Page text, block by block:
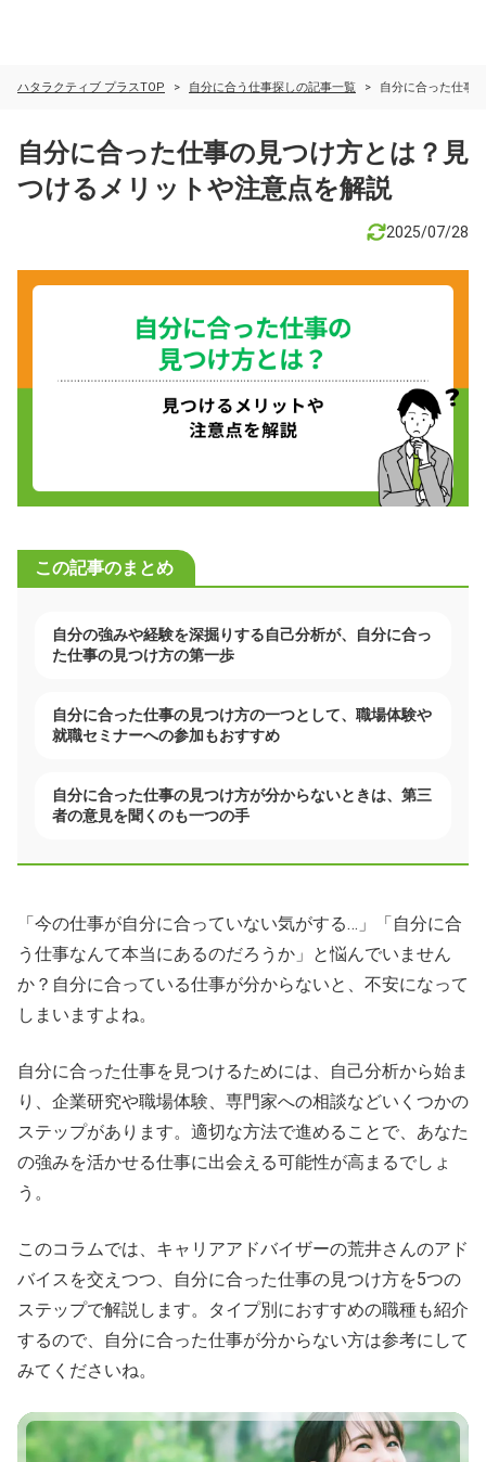
ハタラクティブ プラスTOP 自分に合う仕事探しの記事一覧 自分に合った仕事
自分に合った仕事の見つけ方とは？見
つけるメリットや注意点を解説
2025/07/28
この記事のまとめ
自分の強みや経験を深掘りする自己分析が、自分に合っ
た仕事の見つけ方の第一歩
自分に合った仕事の見つけ方の一つとして、職場体験や
就職セミナーへの参加もおすすめ
自分に合った仕事の見つけ方が分からないときは、第三
者の意見を聞くのも一つの手
「今の仕事が自分に合っていない気がする…」「自分に合
う仕事なんて本当にあるのだろうか」と悩んでいません
か？自分に合っている仕事が分からないと、不安になって
しまいますよね。
自分に合った仕事を見つけるためには、自己分析から始ま
り、企業研究や職場体験、専門家への相談などいくつかの
ステップがあります。適切な方法で進めることで、あなた
の強みを活かせる仕事に出会える可能性が高まるでしょ
う。
このコラムでは、キャリアアドバイザーの荒井さんのアド
バイスを交えつつ、自分に合った仕事の見つけ方を5つの
ステップで解説します。タイプ別におすすめの職種も紹介
するので、自分に合った仕事が分からない方は参考にして
みてくださいね。